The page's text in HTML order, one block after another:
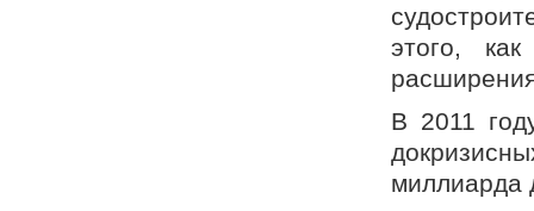
этого,
В 2011
миллиарда